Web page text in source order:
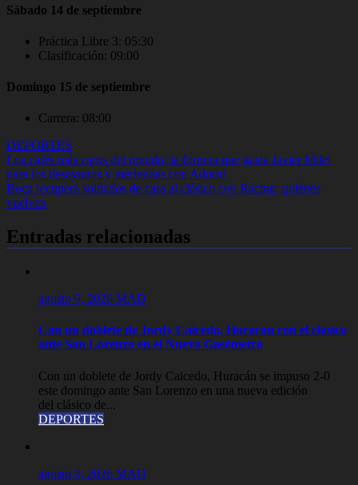
Sábado 14 de septiembre
Práctica Libre 3: 05:30
Clasificación: 09:00
Domingo 15 de septiembre
Carrera: 08:00
DEPORTES
Navegación
de
entradas
Los cafés más caros del mundo: la fortuna que gasta Javier Milei
para los desayunos y meriendas con Adorni
Boca recupera soldados de cara al clásico con Racing: quiénes
vuelven
Entradas relacionadas
agosto 9, 2026 MAD
Con un doblete de Jordy Caicedo, Huracán con el clásico
ante San Lorenzo en el Nuevo Gasómetro
Con un doblete de Jordy Caicedo, Huracán se impuso 2-0
este domingo ante San Lorenzo en una nueva edición
del clásico de...
DEPORTES
agosto 9, 2026 MAD